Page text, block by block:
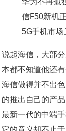
华为不再孤
信F50新机
5G手机市场
说起海信，大部
本都不知道他还
海信做得并不出
的推出自己的产
最新一代的中端
它的意义却不止于